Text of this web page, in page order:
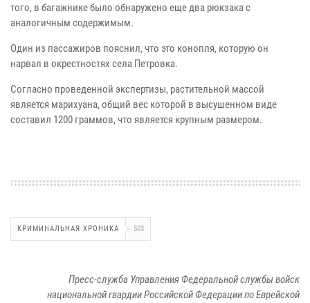
того, в багажнике было обнаружено еще два рюкзака с
аналогичным содержимым.
Один из пассажиров пояснил, что это конопля, которую он
нарвал в окрестностях села Петровка.
Согласно проведенной экспертизы, растительной массой
является марихуана, общий вес которой в высушенном виде
составил 1200 граммов, что является крупным размером.
КРИМИНАЛЬНАЯ ХРОНИКА 503
Пресс-служба Управления Федеральной службы войск
национальной гвардии Российской Федерации по Еврейской